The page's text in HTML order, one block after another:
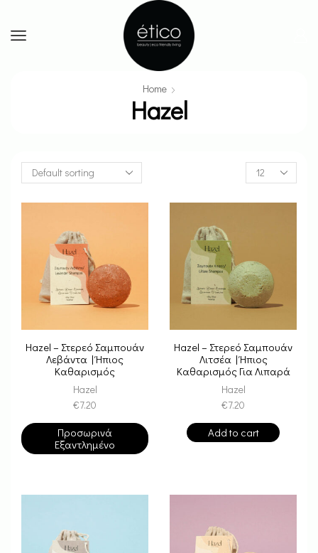
Home
Hazel
Hazel – Στερεό Σαμπουάν
Λεβάντα | Ήπιος
Καθαρισμός
Hazel
€7.20
Προσωρινά
Εξαντλημένο
Hazel – Στερεό Σαμπουάν
Λιτσέα | Ήπιος
Καθαρισμός Για Λιπαρά
Μαλλιά
Hazel
€7.20
Add to cart